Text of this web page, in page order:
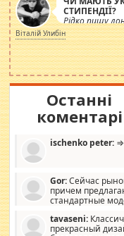
СТИПЕНДІЇ?
Рідко пишу
просто
навколо
Віталій Улибін
Останні
коментарі
ischenko peter: ⇒
Gor:Сейчас
причем
стандартные
стандартные формы, в
со вкусом все в
tavaseni:
прекрасный